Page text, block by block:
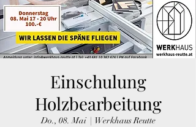
Einschulung
Holzbearbeitung
Do., 08. Mai
  |
Werkhaus Reutte